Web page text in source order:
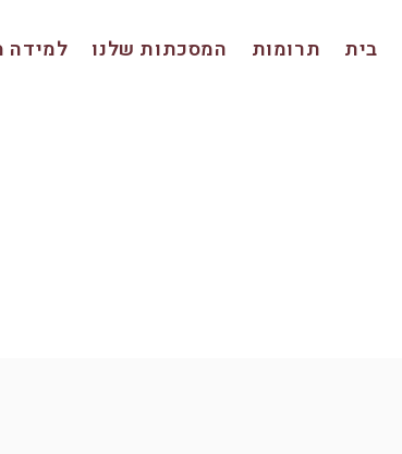
בית תרומות המסכתות שלנו למידה